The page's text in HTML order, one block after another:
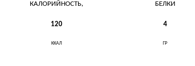
КАЛОРИЙНОСТЬ, БЕЛКИ
120 4
ККАЛ ГР